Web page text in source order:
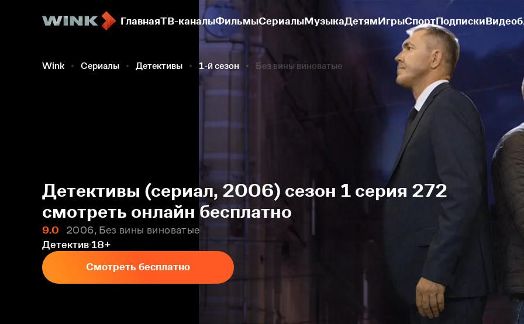
ГлавнаяТВ-каналыФильмыСериалыМузыкаДетямИгрыСпортПодписки
Wink Сериалы Детективы 1-й сезон Без вины виноватые
Детективы (сериал, 2006) сезон 1 серия 272
смотреть онлайн бесплатно
9.0
2006, Без вины виноватые
Детектив 18+
Смотреть бесплатно